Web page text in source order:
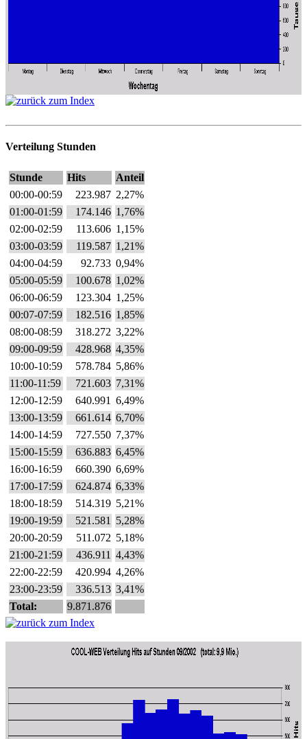
Verteilung Stunden
Stunde Hits
Anteil
00:00-00:59
223.987 2,27%
01:00-01:59
174.146 1,76%
02:00-02:59
113.606 1,15%
03:00-03:59
119.587 1,21%
04:00-04:59
92.733 0,94%
05:00-05:59
100.678 1,02%
06:00-06:59
123.304 1,25%
00:07-07:59
182.516 1,85%
08:00-08:59
318.272 3,22%
09:00-09:59
428.968 4,35%
10:00-10:59
578.784 5,86%
11:00-11:59
721.603 7,31%
12:00-12:59
640.991 6,49%
13:00-13:59
661.614 6,70%
14:00-14:59
727.550 7,37%
15:00-15:59
636.883 6,45%
16:00-16:59
660.390 6,69%
17:00-17:59
624.874 6,33%
18:00-18:59
514.319 5,21%
19:00-19:59
521.581 5,28%
20:00-20:59
511.072 5,18%
21:00-21:59
436.911 4,43%
22:00-22:59
420.994 4,26%
23:00-23:59
336.513 3,41%
Total:
9.871.876